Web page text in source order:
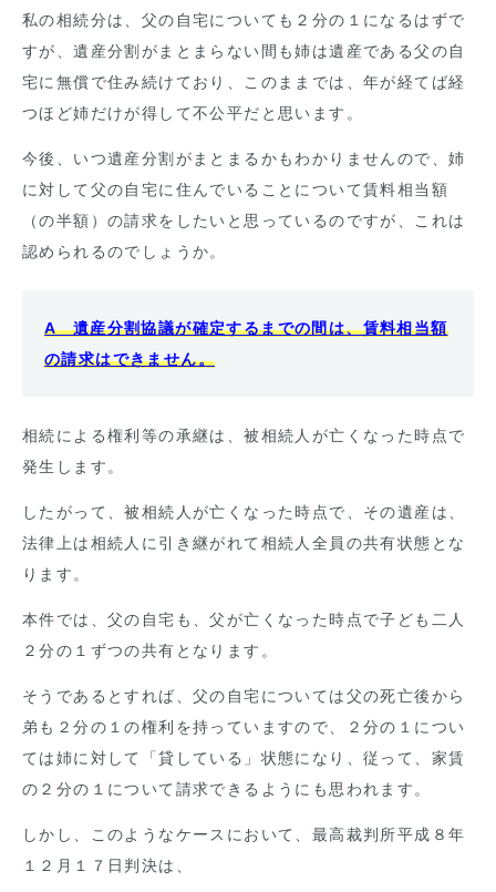
私の相続分は、父の自宅についても２分の１になるはずで
すが、遺産分割がまとまらない間も姉は遺産である父の自
宅に無償で住み続けており、このままでは、年が経てば経
つほど姉だけが得して不公平だと思います。
今後、いつ遺産分割がまとまるかもわかりませんので、姉
に対して父の自宅に住んでいることについて賃料相当額
（の半額）の請求をしたいと思っているのですが、これは
認められるのでしょうか。
A 遺産分割協議が確定するまでの間は、賃料相当額
の請求はできません。
相続による権利等の承継は、被相続人が亡くなった時点で
発生します。
したがって、被相続人が亡くなった時点で、その遺産は、
法律上は相続人に引き継がれて相続人全員の共有状態とな
ります。
本件では、父の自宅も、父が亡くなった時点で子ども二人
２分の１ずつの共有となります。
そうであるとすれば、父の自宅については父の死亡後から
弟も２分の１の権利を持っていますので、２分の１につい
ては姉に対して「貸している」状態になり、従って、家賃
の２分の１について請求できるようにも思われます。
しかし、このようなケースにおいて、最高裁判所平成８年
１２月１７日判決は、